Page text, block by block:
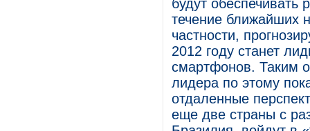
будут
течение ближайших
частности,
2012 году станет
смартфонов. Таким
лидера по этому
отдаленные
еще две страны с